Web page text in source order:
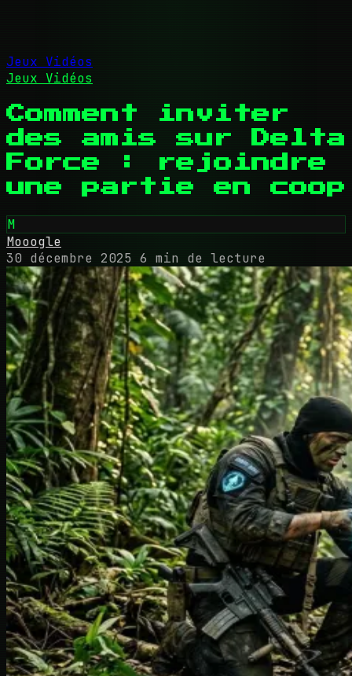
Jeux Vidéos
Jeux Vidéos
Comment inviter
des amis sur Delta
Force : rejoindre
une partie en coop
M
Mooogle
30 décembre 2025 6 min de lecture